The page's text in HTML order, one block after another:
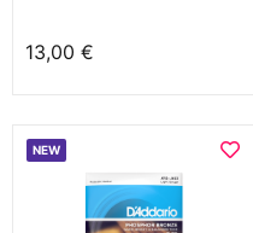
13,00 €
NEW